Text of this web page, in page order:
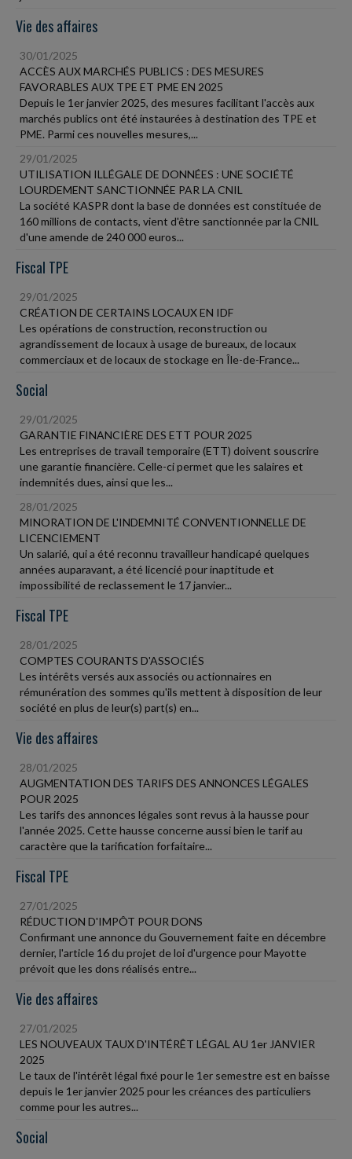
Vie des affaires
30/01/2025
ACCÈS AUX MARCHÉS PUBLICS : DES MESURES
FAVORABLES AUX TPE ET PME EN 2025
Depuis le 1er janvier 2025, des mesures facilitant l'accès aux
marchés publics ont été instaurées à destination des TPE et
PME. Parmi ces nouvelles mesures,...
29/01/2025
UTILISATION ILLÉGALE DE DONNÉES : UNE SOCIÉTÉ
LOURDEMENT SANCTIONNÉE PAR LA CNIL
La société KASPR dont la base de données est constituée de
160 millions de contacts, vient d'être sanctionnée par la CNIL
d'une amende de 240 000 euros...
Fiscal TPE
29/01/2025
CRÉATION DE CERTAINS LOCAUX EN IDF
Les opérations de construction, reconstruction ou
agrandissement de locaux à usage de bureaux, de locaux
commerciaux et de locaux de stockage en Île-de-France...
Social
29/01/2025
GARANTIE FINANCIÈRE DES ETT POUR 2025
Les entreprises de travail temporaire (ETT) doivent souscrire
une garantie financière. Celle-ci permet que les salaires et
indemnités dues, ainsi que les...
28/01/2025
MINORATION DE L'INDEMNITÉ CONVENTIONNELLE DE
LICENCIEMENT
Un salarié, qui a été reconnu travailleur handicapé quelques
années auparavant, a été licencié pour inaptitude et
impossibilité de reclassement le 17 janvier...
Fiscal TPE
28/01/2025
COMPTES COURANTS D'ASSOCIÉS
Les intérêts versés aux associés ou actionnaires en
rémunération des sommes qu'ils mettent à disposition de leur
société en plus de leur(s) part(s) en...
Vie des affaires
28/01/2025
AUGMENTATION DES TARIFS DES ANNONCES LÉGALES
POUR 2025
Les tarifs des annonces légales sont revus à la hausse pour
l'année 2025. Cette hausse concerne aussi bien le tarif au
caractère que la tarification forfaitaire...
Fiscal TPE
27/01/2025
RÉDUCTION D'IMPÔT POUR DONS
Confirmant une annonce du Gouvernement faite en décembre
dernier, l'article 16 du projet de loi d'urgence pour Mayotte
prévoit que les dons réalisés entre...
Vie des affaires
27/01/2025
LES NOUVEAUX TAUX D'INTÉRÊT LÉGAL AU 1er JANVIER
2025
Le taux de l'intérêt légal fixé pour le 1er semestre est en baisse
depuis le 1er janvier 2025 pour les créances des particuliers
comme pour les autres...
Social